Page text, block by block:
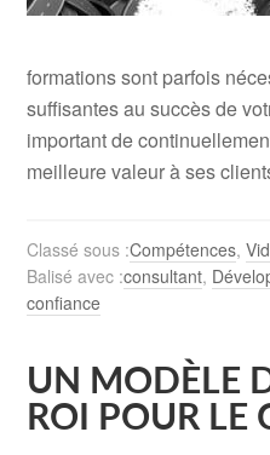
formations sont parfois
suffisantes au succès de
important de
meilleure valeur à ses
Classé sous :Compétences,
Balisé avec :consultant,
confiance
UN MODÈLE
ROI POUR LE